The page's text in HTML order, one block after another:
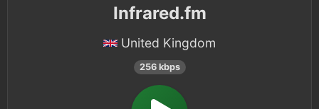
Infrared.fm
United Kingdom
256 kbps